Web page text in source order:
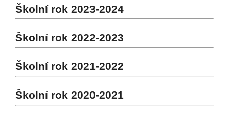
Školní rok 2023-2024
Školní rok 2022-2023
Školní rok 2021-2022
Školní rok 2020-2021